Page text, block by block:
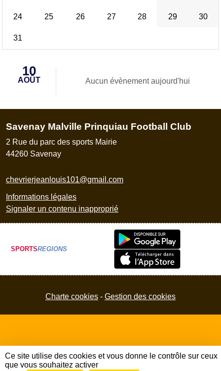
24 25 26 27 28 29 30
31
10
AOÛT Aucun évènement aujourd'hui
Savenay Malville Prinquiau Football Club
2 Rue du parc des sports Mairie
44260 Savenay
chevrierjeanlouis101@gmail.com
Informations légales
Signaler un contenu inapproprié
SPORTSREGIONS
Charte cookies Gestion des cookies
Ce site utilise des cookies et vous donne le contrôle sur ceux
que vous souhaitez activer